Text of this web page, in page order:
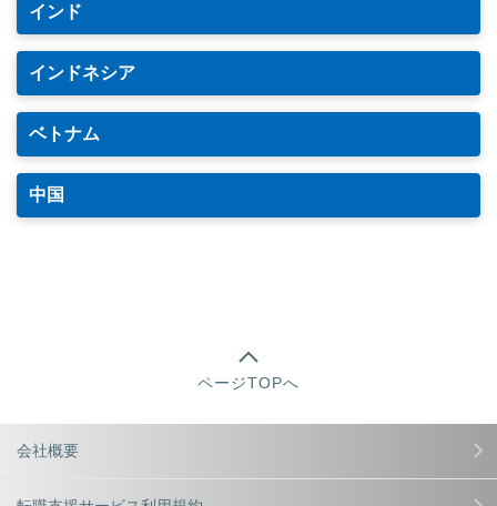
インド
インドネシア
ベトナム
中国
ページTOPへ
会社概要